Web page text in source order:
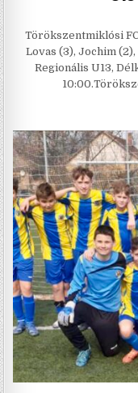
Törökszentmiklósi
Lovas (3), Jochim
Regionális U13,